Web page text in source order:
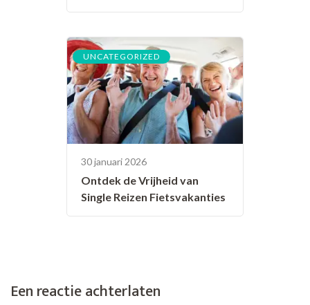
UNCATEGORIZED
30 januari 2026
Ontdek de Vrijheid van
Single Reizen Fietsvakanties
Een reactie achterlaten